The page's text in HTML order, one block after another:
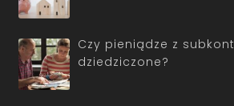
Czy pieniądze z
dziedziczone?